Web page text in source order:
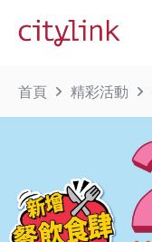
首頁 精彩活動